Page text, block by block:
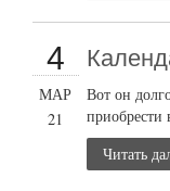
4
МАР
21
Вот он
приобрести
Читать